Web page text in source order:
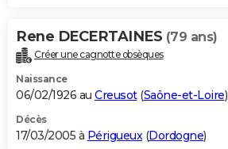
Rene DECERTAINES (79 ans)
Créer une cagnotte obsèques
Naissance
06/02/1926 au Creusot(Saône-et-Loire)
Décès
17/03/2005 à Périgueux(Dordogne)